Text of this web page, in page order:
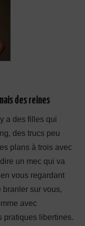
des reines
a des filles qui
des trucs peu
plans à trois avec
un mec qui va
vous regardant
branler sur vous,
avec
pratiques libertines.